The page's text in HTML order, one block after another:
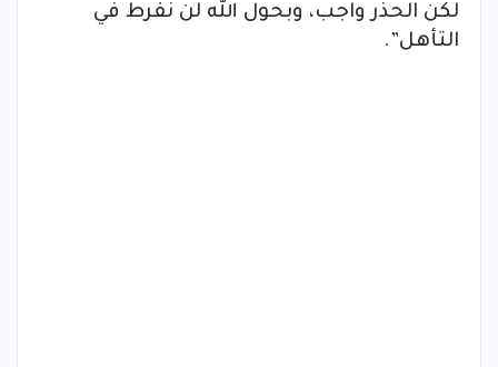
لكن الحذر واجب، وبحول الله لن نفرط في
التأهل”.